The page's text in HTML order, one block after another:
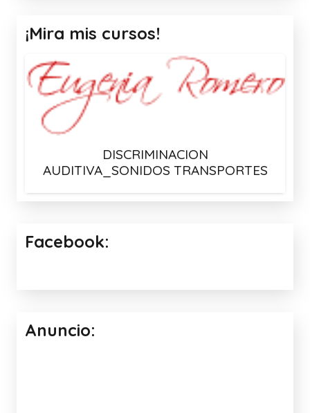
¡Mira mis cursos!
DISCRIMINACION
AUDITIVA_SONIDOS TRANSPORTES
Facebook:
Anuncio: